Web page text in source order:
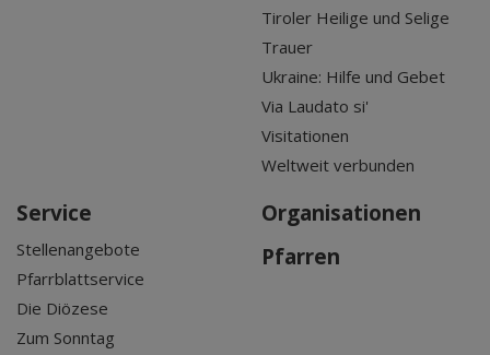
Tiroler Heilige und Selige
Trauer
Ukraine: Hilfe und Gebet
Via Laudato si'
Visitationen
Weltweit verbunden
Service
Stellenangebote
Pfarrblattservice
Die Diözese
Zum Sonntag
Organisationen
Pfarren